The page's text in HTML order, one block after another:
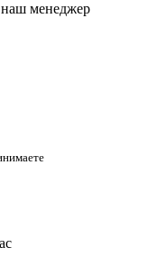
наш менеджер